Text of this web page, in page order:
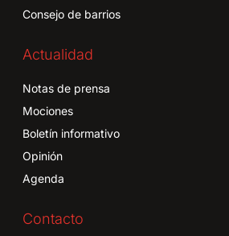
Consejo de barrios
Actualidad
Notas de prensa
Mociones
Boletín informativo
Opinión
Agenda
Contacto